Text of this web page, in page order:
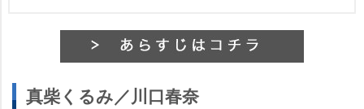
真柴くるみ／川口春奈